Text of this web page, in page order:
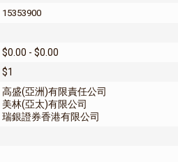
15353900
$0.00 - $0.00
$1
高盛(亞洲)有限責任公司
美林(亞太)有限公司
瑞銀證券香港有限公司